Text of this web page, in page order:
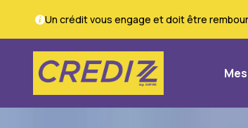
Un crédit vous engage et doit être